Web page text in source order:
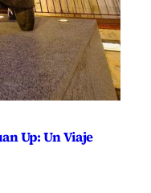
Up: Un Viaje